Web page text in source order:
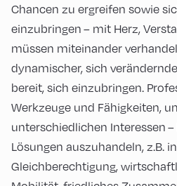
Chancen zu ergreifen sowie
einzubringen – mit Herz,
müssen miteinander
dynamischer, sich
bereit, sich einzubringen.
Werkzeuge und Fähigkeiten,
unterschiedlichen Interessen
Lösungen auszuhandeln, z.B.
Gleichberechtigung,